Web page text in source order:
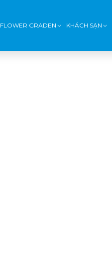
FLOWER GRADEN KHÁCH SẠN